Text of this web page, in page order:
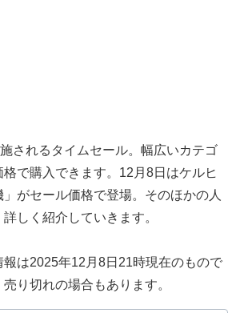
されるタイムセール。幅広いカテゴ
格で購入できます。12月8日はケルヒ
がセール価格で登場。そのほかの人
しく紹介していきます。
は2025年12月8日21時現在のもので
り切れの場合もあります。